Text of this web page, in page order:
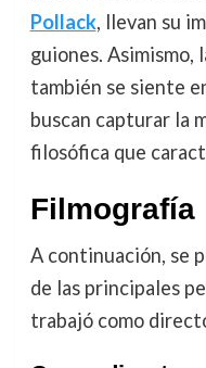
Pollack, llevan su
guiones.
también se siente
buscan capturar la
filosófica que
Filmografía
A continuación, se
de las principales
trabajó como